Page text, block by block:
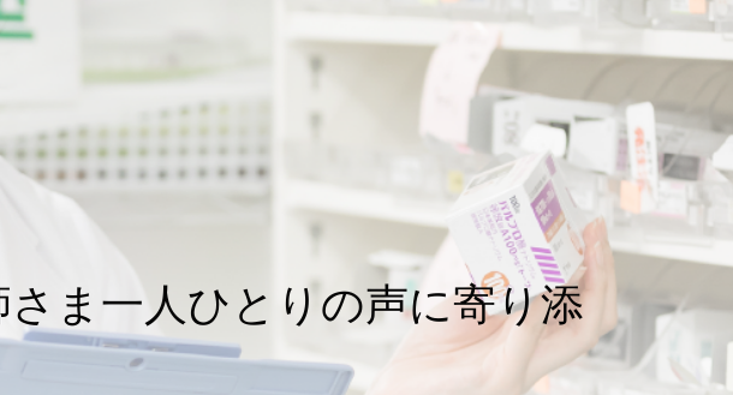
ま一人ひとりの声に寄り添